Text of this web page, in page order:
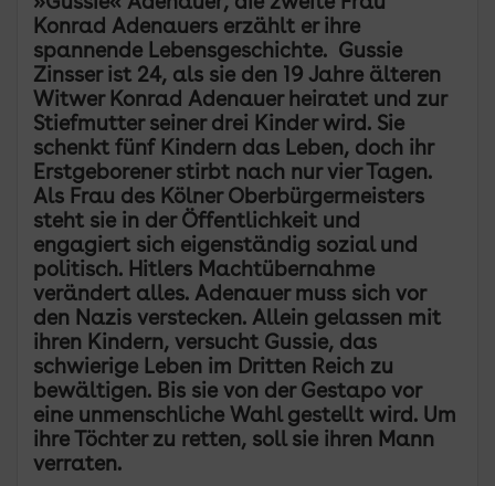
Konrad Adenauers erzählt er ihre
spannende Lebensgeschichte. Gussie
Zinsser ist 24, als sie den 19 Jahre älteren
Witwer Konrad Adenauer heiratet und zur
Stiefmutter seiner drei Kinder wird. Sie
schenkt fünf Kindern das Leben, doch ihr
Erstgeborener stirbt nach nur vier Tagen.
Als Frau des Kölner Oberbürgermeisters
steht sie in der Öffentlichkeit und
engagiert sich eigenständig sozial und
politisch. Hitlers Machtübernahme
verändert alles. Adenauer muss sich vor
den Nazis verstecken. Allein gelassen mit
ihren Kindern, versucht Gussie, das
schwierige Leben im Dritten Reich zu
bewältigen. Bis sie von der Gestapo vor
eine unmenschliche Wahl gestellt wird. Um
ihre Töchter zu retten, soll sie ihren Mann
verraten.